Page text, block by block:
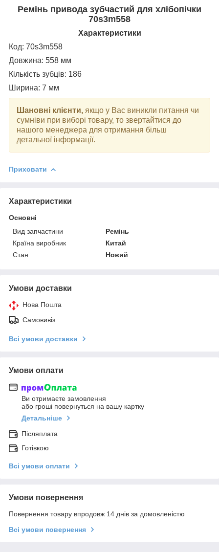
Ремінь привода зубчастий для хлібопічки
70s3m558
Характеристики
Код: 70s3m558
Довжина: 558 мм
Кількість зубців: 186
Ширина: 7 мм
Шановні клієнти, якщо у Вас виникли питання чи
сумніви при виборі товару, то звертайтися до
нашого менеджера для отримання більш
детальної інформації.
Приховати
Характеристики
Основні
Вид запчастини
Ремінь
Країна виробник
Китай
Стан
Новий
Умови доставки
Нова Пошта
Самовивіз
Всі умови доставки
Умови оплати
Ви отримаєте замовлення
або гроші повернуться на вашу картку
Детальніше
Післяплата
Готівкою
Всі умови оплати
Умови повернення
Повернення товару впродовж 14 днів за домовленістю
Всі умови повернення